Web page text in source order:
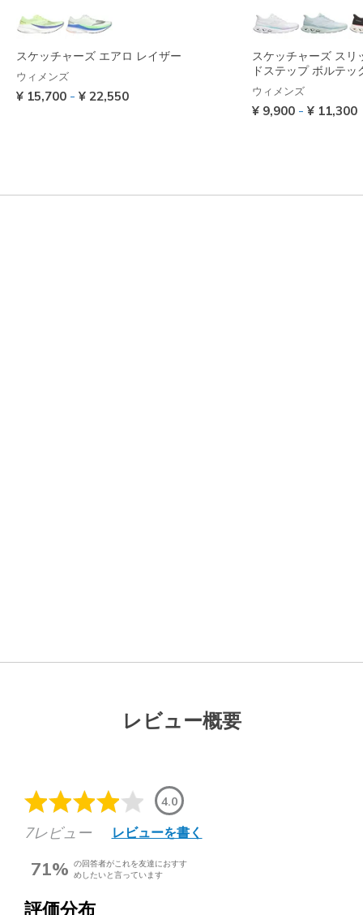
スケッチャーズ エアロ レイザー
ウィメンズ
¥ 15,700 - ¥ 22,550
スケッチャーズ スリ
ドステップ ボルテッ
ウィメンズ
¥ 9,900 - ¥ 11,300
レビュー概要
4.0
7レビュー レビューを書く
71% の回答者がこれを友達におすす
めしたいと言っています
評価分布